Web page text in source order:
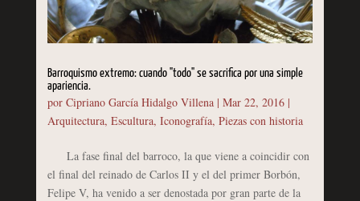
Barroquismo extremo: cuando "todo" se sacrifica por una simple
apariencia.
por Cipriano García Hidalgo Villena| Mar 22, 2016|
Arquitectura, Escultura, Iconografía, Piezas con historia
La fase final del barroco, la que viene a coincidir con
el final del reinado de Carlos II y el del primer Borbón,
Felipe V, ha venido a ser denostada por gran parte de la